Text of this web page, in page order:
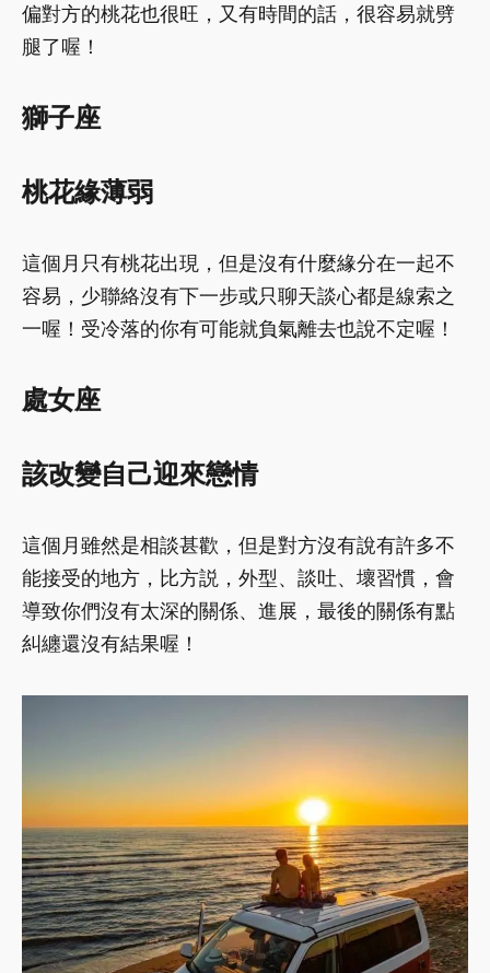
偏對方的桃花也很旺，又有時間的話，很容易就劈
腿了喔！
獅子座
桃花緣薄弱
這個月只有桃花出現，但是沒有什麼緣分在一起不
容易，少聯絡沒有下一步或只聊天談心都是線索之
一喔！受冷落的你有可能就負氣離去也說不定喔！
處女座
該改變自己迎來戀情
這個月雖然是相談甚歡，但是對方沒有說有許多不
能接受的地方，比方説，外型、談吐、壞習慣，會
導致你們沒有太深的關係、進展，最後的關係有點
糾纏還沒有結果喔！